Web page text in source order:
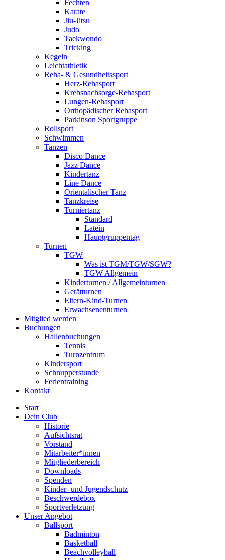
Fechten
Karate
Jiu-Jitsu
Judo
Taekwondo
Tricking
Kegeln
Leichtathletik
Reha- & Gesundheitssport
Herz-Rehasport
Krebsnachsorge-Rehasport
Lungen-Rehasport
Orthopädischer Rehasport
Parkinson Sportgruppe
Rollsport
Schwimmen
Tanzen
Disco Dance
Jazz Dance
Kindertanz
Line Dance
Orientalischer Tanz
Tanzkreise
Turniertanz
Standard
Latein
Hauptgruppentag
Turnen
TGW
Was ist TGM/TGW/SGW?
TGW Allgemein
Kinderturnen / Allgemeinturnen
Gerätturnen
Eltern-Kind-Turnen
Erwachsenenturnen
Mitglied werden
Buchungen
Hallenbuchungen
Tennis
Turnzentrum
Kindersport
Schnupperstunde
Ferientraining
Kontakt
Start
Dein Club
Historie
Aufsichtsrat
Vorstand
Mitarbeiter*innen
Mitgliederbereich
Downloads
Spenden
Kinder- und Jugendschutz
Beschwerdebox
Sportverletzung
Unser Angebot
Ballsport
Badminton
Basketball
Beachvolleyball